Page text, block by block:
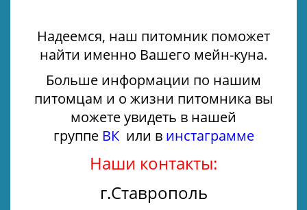
Надеемся, наш питомник поможет
найти именно Вашего мейн-куна.
Больше информации по нашим
питомцам и о жизни питомника вы
можете увидеть в нашей
группе ВК или в инстаграмме
Наши контакты:
г.Ставрополь